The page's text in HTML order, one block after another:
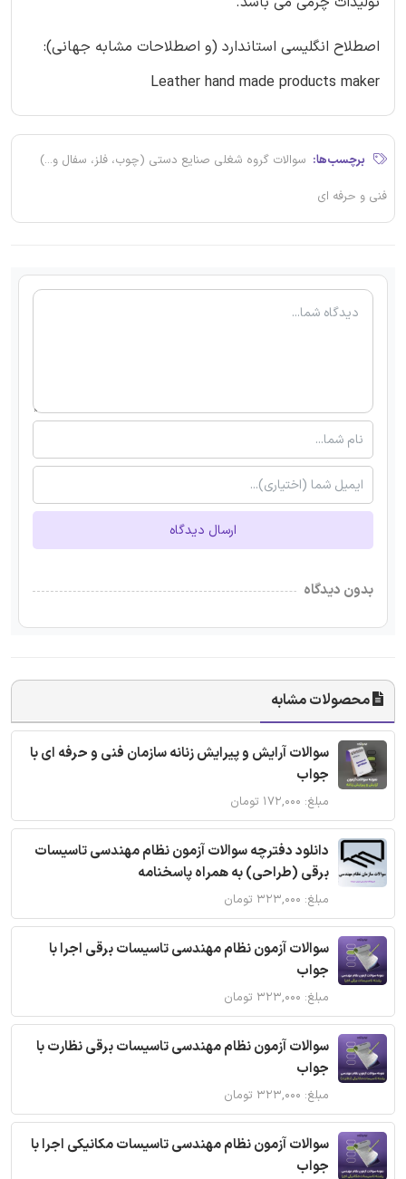
اصطلاح انگلیسی استاندارد (و اصطلاحات مشابه جهانی):
Leather hand made products maker
برچسب‌ها: سوالات گروه شغلی صنایع دستی (چوب، فلز، سفال و...)
فنی و حرفه ای
ارسال دیدگاه
بدون دیدگاه
محصولات مشابه
سوالات آرایش و پیرایش زنانه سازمان فنی و حرفه ای با
جواب
مبلغ: ۱۷۲,۰۰۰ تومان
دانلود دفترچه سوالات آزمون نظام مهندسی تاسیسات
برقی (طراحی) به همراه پاسخنامه
مبلغ: ۳۲۳,۰۰۰ تومان
سوالات آزمون نظام مهندسی تاسیسات برقی اجرا با
جواب
مبلغ: ۳۲۳,۰۰۰ تومان
سوالات آزمون نظام مهندسی تاسیسات برقی نظارت با
جواب
مبلغ: ۳۲۳,۰۰۰ تومان
سوالات آزمون نظام مهندسی تاسیسات مکانیکی اجرا با
جواب